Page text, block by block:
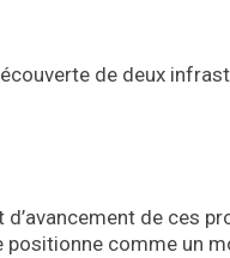
de deux
de ces
comme un